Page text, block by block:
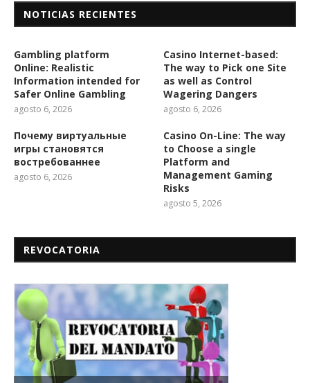
NOTICIAS RECIENTES
Gambling platform
Online: Realistic
Information intended for
Safer Online Gambling
agosto 6, 2026
Casino Internet-based:
The way to Pick one Site
as well as Control
Wagering Dangers
agosto 6, 2026
Почему виртуальные
игры становятся
востребованнее
agosto 6, 2026
Casino On-Line: The way
to Choose a single
Platform and
Management Gaming
Risks
agosto 5, 2026
REVOCATORIA